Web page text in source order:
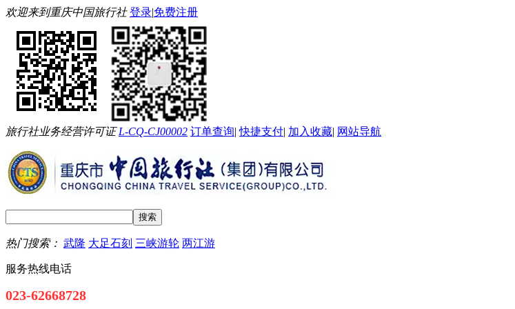
欢迎来到重庆中国旅行社登录|免费注册
旅行社业务经营许可证L-CQ-CJ00002 订单查询|快捷支付| 加入收藏| 网站导航
热门搜索： 武隆 大足石刻 三峡游轮 两江游
服务热线电话
023-62668728